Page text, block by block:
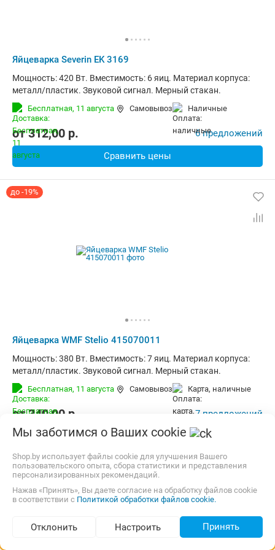
Подбор по параметрам (103)
Яйцеварка Severin EK 3169
Мощность: 420 Вт. Вместимость: 6 яиц. Материал корпуса:
металл/пластик. Звуковой сигнал. Мерный стакан.
Бесплатная, 11 августа Самовывоз наличные
от312,00 p. 6 предложений
Сравнить цены
до -19%
Яйцеварка WMF Stelio 415070011
Мощность: 380 Вт. Вместимость: 7 яиц. Материал корпуса:
металл/пластик. Звуковой сигнал. Мерный стакан.
Бесплатная, 11 августа Самовывоз карта, наличные
от340,00 p. 7 предложений
Сравнить цены
до -19%
Мы заботимся о Ваших cookie
Shop.by использует файлы cookie для улучшения Вашего
пользовательского опыта, сбора статистики и представления
персонализированных рекомендаций.
Нажав «Принять», Вы даете согласие на обработку файлов cookie
в соответствии с Политикой обработки файлов cookie.
Отклонить Настроить Принять